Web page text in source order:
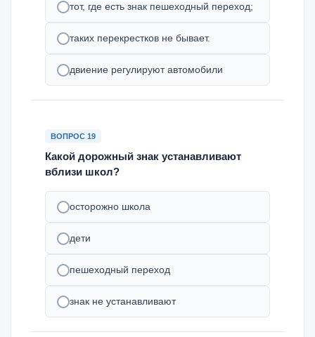
тот, где есть знак пешеходный переход;
таких перекрестков не бывает.
двиение регулируют автомобили
ВОПРОС 19
Какой дорожный знак устанавливают
вблизи школ?
осторожно школа
дети
пешеходный переход
знак не устанавливают